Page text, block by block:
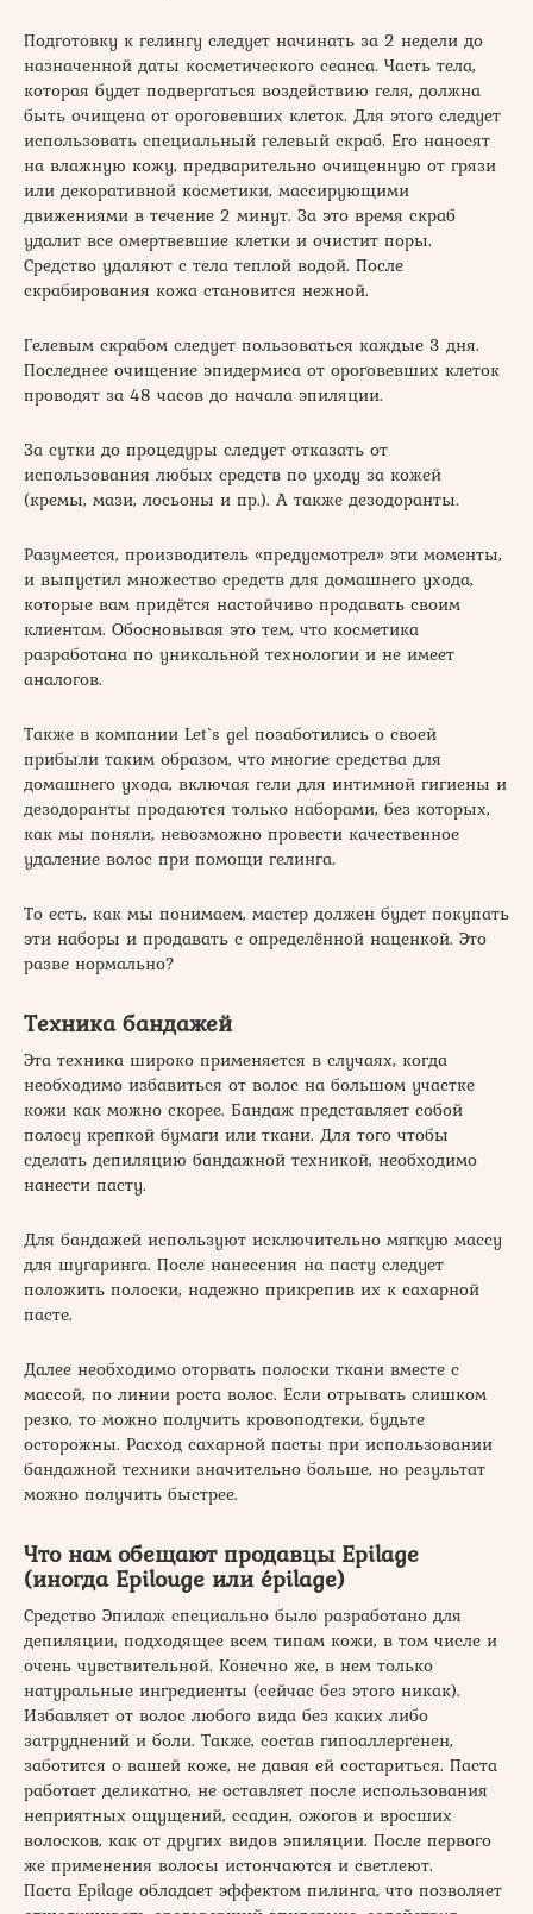
Подготовку к гелингу следует начинать за 2 недели до
назначенной даты косметического сеанса. Часть тела,
которая будет подвергаться воздействию геля, должна
быть очищена от ороговевших клеток. Для этого следует
использовать специальный гелевый скраб. Его наносят
на влажную кожу, предварительно очищенную от грязи
или декоративной косметики, массирующими
движениями в течение 2 минут. За это время скраб
удалит все омертвевшие клетки и очистит поры.
Средство удаляют с тела теплой водой. После
скрабирования кожа становится нежной.
Гелевым скрабом следует пользоваться каждые 3 дня.
Последнее очищение эпидермиса от ороговевших клеток
проводят за 48 часов до начала эпиляции.
За сутки до процедуры следует отказать от
использования любых средств по уходу за кожей
(кремы, мази, лосьоны и пр.). А также дезодоранты.
Разумеется, производитель «предусмотрел» эти моменты,
и выпустил множество средств для домашнего ухода,
которые вам придётся настойчиво продавать своим
клиентам. Обосновывая это тем, что косметика
разработана по уникальной технологии и не имеет
аналогов.
Также в компании Let`s gel позаботились о своей
прибыли таким образом, что многие средства для
домашнего ухода, включая гели для интимной гигиены и
дезодоранты продаются только наборами, без которых,
как мы поняли, невозможно провести качественное
удаление волос при помощи гелинга.
То есть, как мы понимаем, мастер должен будет покупать
эти наборы и продавать с определённой наценкой. Это
разве нормально?
Техника бандажей
Эта техника широко применяется в случаях, когда
необходимо избавиться от волос на большом участке
кожи как можно скорее. Бандаж представляет собой
полосу крепкой бумаги или ткани. Для того чтобы
сделать депиляцию бандажной техникой, необходимо
нанести пасту.
Для бандажей используют исключительно мягкую массу
для шугаринга. После нанесения на пасту следует
положить полоски, надежно прикрепив их к сахарной
пасте.
Далее необходимо оторвать полоски ткани вместе с
массой, по линии роста волос. Если отрывать слишком
резко, то можно получить кровоподтеки, будьте
осторожны. Расход сахарной пасты при использовании
бандажной техники значительно больше, но результат
можно получить быстрее.
Что нам обещают продавцы Epilage
(иногда Epilouge или épilage)
Средство Эпилаж специально было разработано для
депиляции, подходящее всем типам кожи, в том числе и
очень чувствительной. Конечно же, в нем только
натуральные ингредиенты (сейчас без этого никак).
Избавляет от волос любого вида без каких либо
затруднений и боли. Также, состав гипоаллергенен,
заботится о вашей коже, не давая ей состариться. Паста
работает деликатно, не оставляет после использования
неприятных ощущений, ссадин, ожогов и вросших
волосков, как от других видов эпиляции. После первого
же применения волосы истончаются и светлеют.
Паста Epilage обладает эффектом пилинга, что позволяет